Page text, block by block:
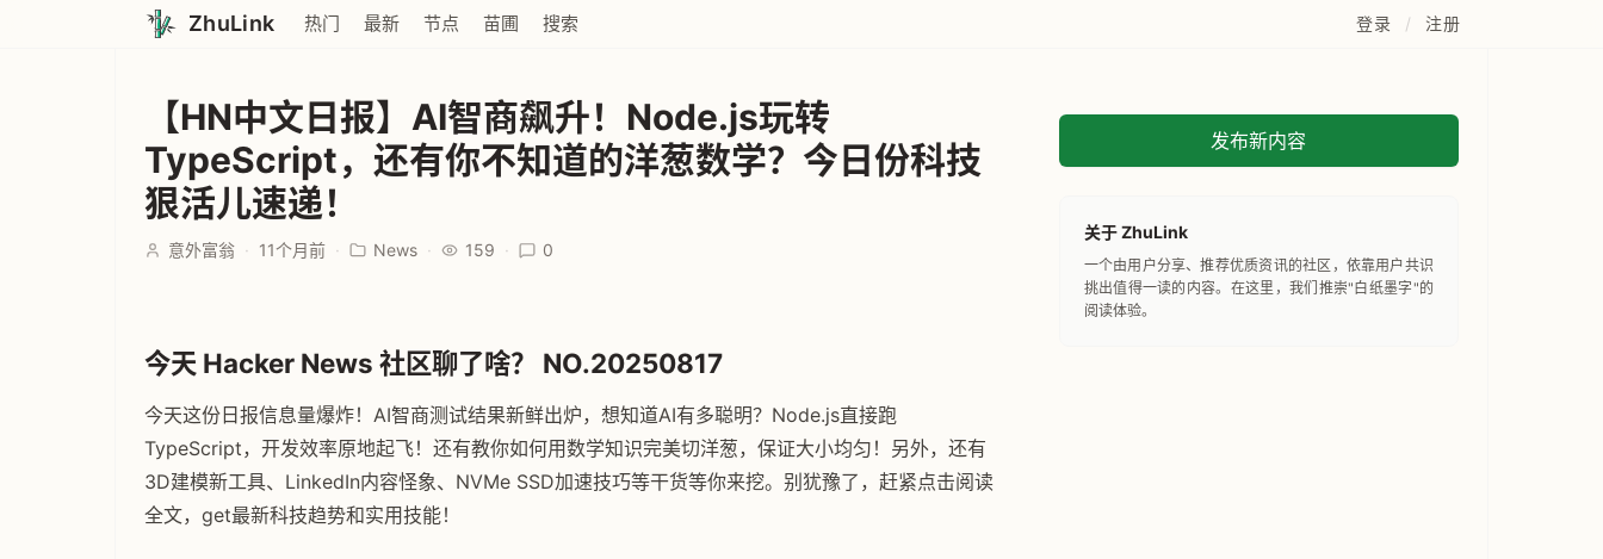
ZhuLink 热门 最新 节点 苗圃 搜索 登录 / 注册
【HN中文日报】AI智商飙升！Node.js玩转
TypeScript，还有你不知道的洋葱数学？今日份科技
狠活儿速递！
意外富翁 · 11个月前 · News · 159 · 0
今天 Hacker News 社区聊了啥？ NO.20250817
今天这份日报信息量爆炸！AI智商测试结果新鲜出炉，想知道AI有多聪明？Node.js直接跑
TypeScript，开发效率原地起飞！还有教你如何用数学知识完美切洋葱，保证大小均匀！另外，还有
3D建模新工具、LinkedIn内容怪象、NVMe SSD加速技巧等干货等你来挖。别犹豫了，赶紧点击阅读
全文，get最新科技趋势和实用技能！
发布新内容
关于 ZhuLink
一个由用户分享、推荐优质资讯的社区，依靠用户共识
挑出值得一读的内容。在这里，我们推崇"白纸墨字"的
阅读体验。